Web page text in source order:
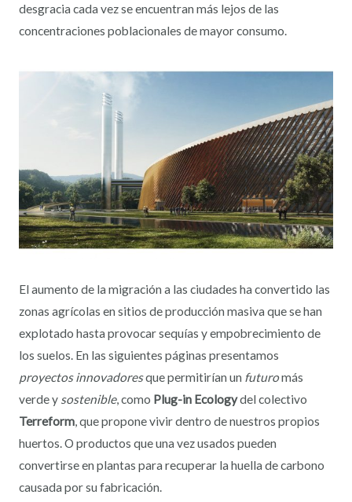
desgracia cada vez se encuentran más lejos de las
concentraciones poblacionales de mayor consumo.
El aumento de la migración a las ciudades ha convertido las
zonas agrícolas en sitios de producción masiva que se han
explotado hasta provocar sequías y empobrecimiento de
los suelos. En las siguientes páginas presentamos
proyectos innovadoresque permitirían un futuromás
verde y sostenible, como Plug-in Ecologydel colectivo
Terreform, que propone vivir dentro de nuestros propios
huertos. O productos que una vez usados pueden
convertirse en plantas para recuperar la huella de carbono
causada por su fabricación.